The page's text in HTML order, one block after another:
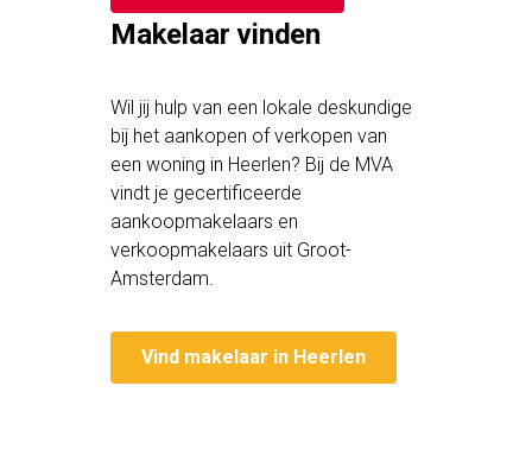
Makelaar vinden
Wil jij hulp van een lokale deskundige
bij het aankopen of verkopen van
een woning in Heerlen? Bij de MVA
vindt je gecertificeerde
aankoopmakelaars en
verkoopmakelaars uit Groot-
Amsterdam.
Vind makelaar in Heerlen